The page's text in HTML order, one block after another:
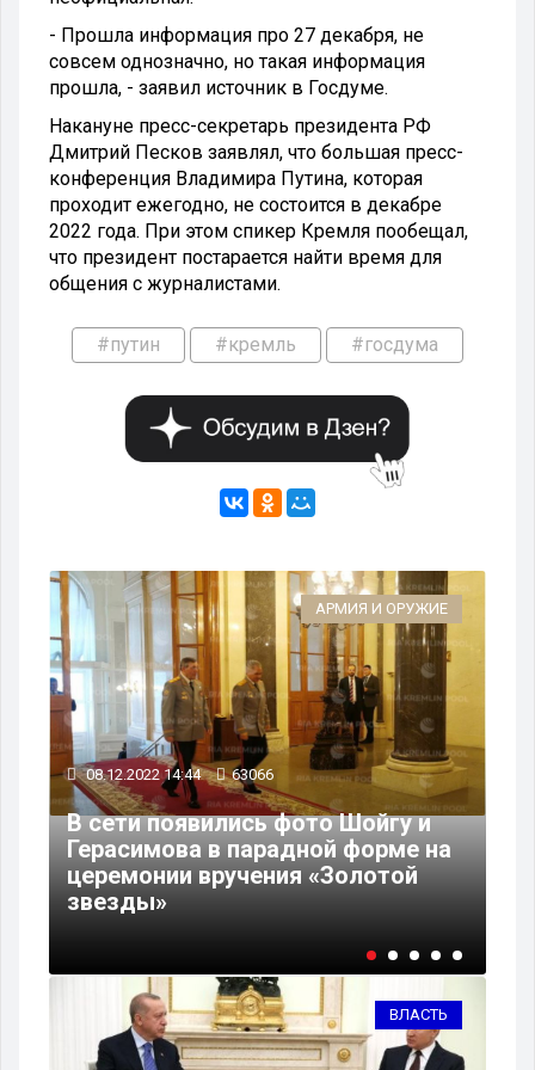
- Прошла информация про 27 декабря, не
совсем однозначно, но такая информация
прошла, - заявил источник в Госдуме.
Накануне пресс-секретарь президента РФ
Дмитрий Песков заявлял, что большая пресс-
конференция Владимира Путина, которая
проходит ежегодно, не состоится в декабре
2022 года. При этом спикер Кремля пообещал,
что президент постарается найти время для
общения с журналистами.
#путин #кремль #госдума
АРМИЯ И ОРУЖИЕ
08.12.2022 14:44 63066
В сети появились фото Шойгу и
Герасимова в парадной форме на
церемонии вручения «Золотой
звезды»
ВЛАСТЬ